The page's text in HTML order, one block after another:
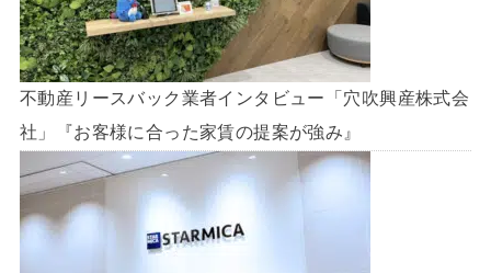
不動産リースバック業者インタビュー「穴吹興産株式会
社」『お客様に合った家賃の提案が強み』